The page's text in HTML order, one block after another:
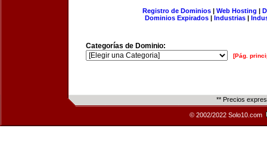
Registro de Dominios| Web Hosting |
Dominios Expirados | Industrias |
Categorías de Dominio:
[Pág.
** Precios
© 2002/2022 Solo10.com